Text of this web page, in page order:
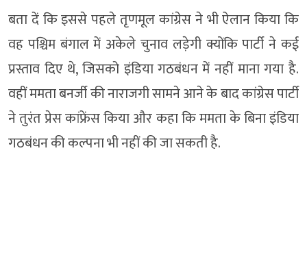
बता दें कि इससे पहले तृणमूल कांग्रेस ने भी ऐलान किया कि
वह पश्चिम बंगाल में अकेले चुनाव लड़ेगी क्योंकि पार्टी ने कई
प्रस्ताव दिए थे, जिसको इंडिया गठबंधन में नहीं माना गया है.
वहीं ममता बनर्जी की नाराजगी सामने आने के बाद कांग्रेस पार्टी
ने तुरंत प्रेस कांफ्रेंस किया और कहा कि ममता के बिना इंडिया
गठबंधन की कल्पना भी नहीं की जा सकती है.